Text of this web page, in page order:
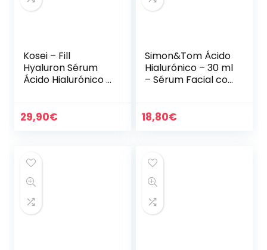
Kosei – Fill
Hyaluron Sérum
Ácido Hialurónico –
Antiarrugas –
29,90€
Simon&Tom Ácido
Hialurónico – 30 ml
– Sérum Facial con
Células Madres de
18,80€